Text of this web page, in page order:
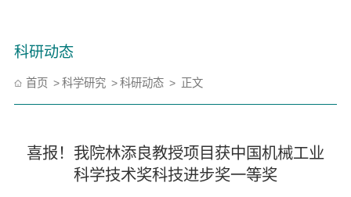
科研动态
首页 科学研究 科研动态 正文
喜报！我院林添良教授项目获中国机械工业
科学技术奖科技进步奖一等奖